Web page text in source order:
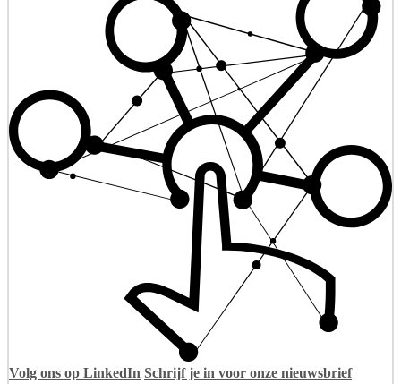
Volg ons op LinkedIn Schrijf je in voor onze nieuwsbrief